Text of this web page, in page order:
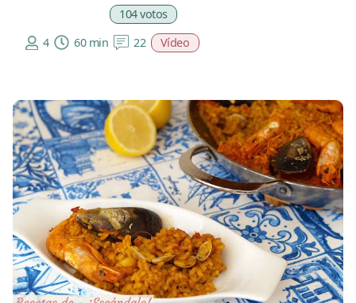
104 votos
4
60 min 22 Vídeo